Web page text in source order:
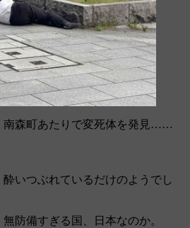
南森町あたりで変死体を発見……
いつぶれているだけのようでし
防備すぎる国、日本なのか。